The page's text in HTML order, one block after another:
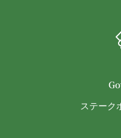
ステーク
システムメンテナ
技術サポートの提
違反する行為に対
第13条（サービスの